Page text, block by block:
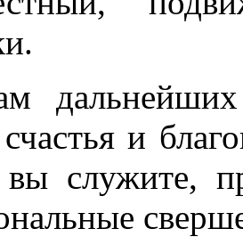
дальнейших
и
вы служите,